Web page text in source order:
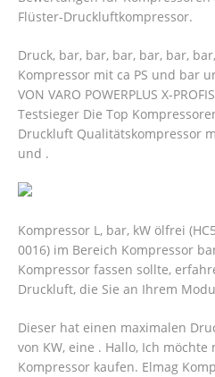
Flüster-Druckluftkompressor.
Druck, bar, bar, bar, bar, bar,
Kompressor mit ca PS und bar
VON VARO POWERPLUS X-
Testsieger Die Top
Druckluft Qualitätskompressor
und .
Kompressor L, bar, kW ölfrei
0016) im Bereich Kompressor
Kompressor fassen sollte,
Druckluft, die Sie an Ihrem
Dieser hat einen maximalen
von KW, eine . Hallo, Ich
Kompressor kaufen. Elmag